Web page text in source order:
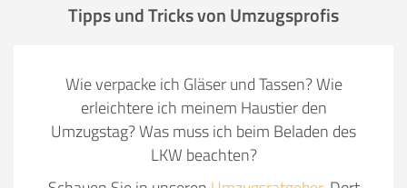
Tipps und Tricks von Umzugsprofis
Wie verpacke ich Gläser und Tassen? Wie
erleichtere ich meinem Haustier den
Umzugstag? Was muss ich beim Beladen des
LKW beachten?